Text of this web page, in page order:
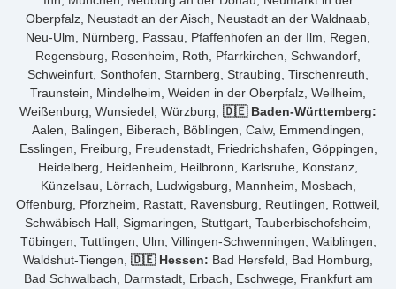
Oberpfalz, Neustadt an der Aisch, Neustadt an der Waldnaab,
Neu-Ulm, Nürnberg, Passau, Pfaffenhofen an der Ilm, Regen,
Regensburg, Rosenheim, Roth, Pfarrkirchen, Schwandorf,
Schweinfurt, Sonthofen, Starnberg, Straubing, Tirschenreuth,
Traunstein, Mindelheim, Weiden in der Oberpfalz, Weilheim,
Weißenburg, Wunsiedel, Würzburg, 🇩🇪 Baden-Württemberg:
Aalen, Balingen, Biberach, Böblingen, Calw, Emmendingen,
Esslingen, Freiburg, Freudenstadt, Friedrichshafen, Göppingen,
Heidelberg, Heidenheim, Heilbronn, Karlsruhe, Konstanz,
Künzelsau, Lörrach, Ludwigsburg, Mannheim, Mosbach,
Offenburg, Pforzheim, Rastatt, Ravensburg, Reutlingen, Rottweil,
Schwäbisch Hall, Sigmaringen, Stuttgart, Tauberbischofsheim,
Tübingen, Tuttlingen, Ulm, Villingen-Schwenningen, Waiblingen,
Waldshut-Tiengen, 🇩🇪 Hessen: Bad Hersfeld, Bad Homburg,
Bad Schwalbach, Darmstadt, Erbach, Eschwege, Frankfurt am